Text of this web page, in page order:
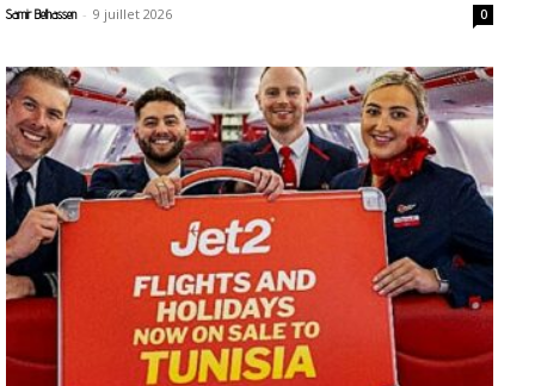
Samir Belhassen - 9 juillet 2026 0